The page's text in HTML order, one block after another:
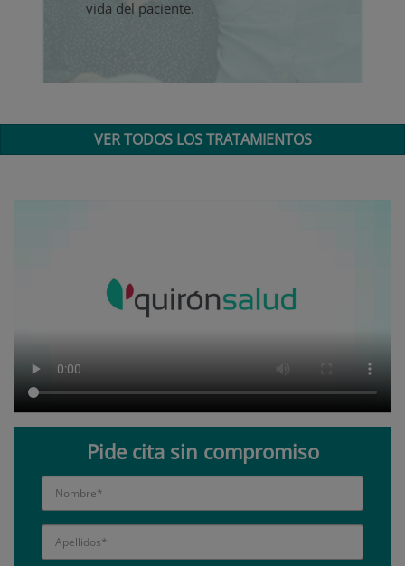
vida del paciente.
VER TODOS LOS TRATAMIENTOS
Pide cita sin compromiso